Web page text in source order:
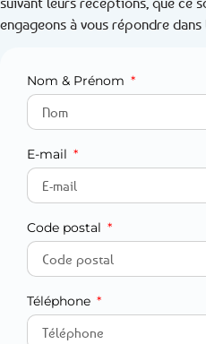
engageons à vous répondre
Nom & Prénom
E-mail
Code postal
Téléphone